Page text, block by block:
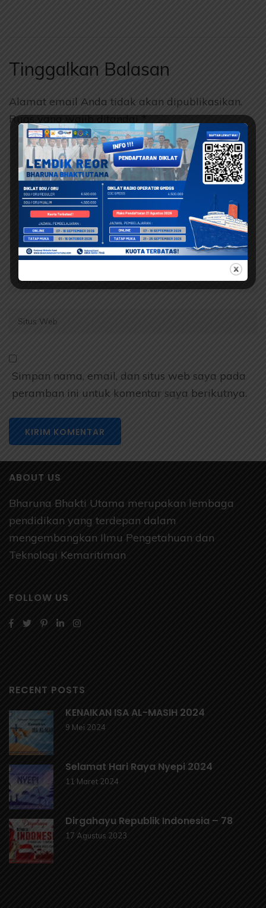
Tinggalkan Balasan
Alamat email Anda tidak akan dipublikasikan.
Ruas yang wajib ditandai*
Komentar
Name*
Email
Situs
Simpan nama, email, dan situs web saya pada
peramban ini untuk komentar saya berikutnya.
ABOUT US
Bharuna Bhakti Utama merupakan lembaga
pendidikan yang terdepan dalam
mengembangkan Ilmu Pengetahuan dan
Teknologi Kemaritiman
FOLLOW US
RECENT POSTS
KENAIKAN ISA AL-MASIH 2024
9 Mei 2024
Selamat Hari Raya Nyepi 2024
11 Maret 2024
Dirgahayu Republik Indonesia – 78
17 Agustus 2023